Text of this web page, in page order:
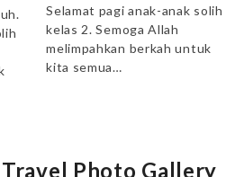
Selamat pagi anak-anak solih
kelas 2. Semoga Allah
melimpahkan berkah untuk
kita semua…
Photo Gallery